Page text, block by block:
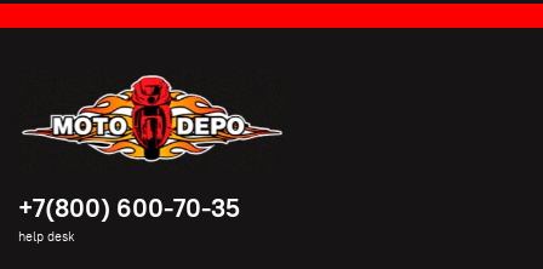
+7(800) 600-70-35
help desk